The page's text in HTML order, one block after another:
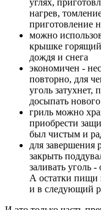
нагрев,
приготовление
можно
крышке
дождя и снега
экономичен -
повторно, для
уголь затухнет,
досыпать
гриль можно
приобрести
был чистым и
для завершения
закрыть
заливать уголь
А остатки пищи
и в следующий